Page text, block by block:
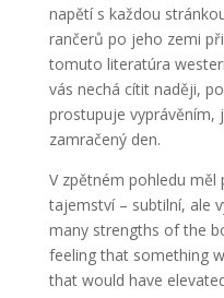
napětí s každou
rančerů po jeho zemi
tomuto literatúra
vás nechá cítit naději,
prostupuje vyprávěním,
zamračený den.
V zpětném pohledu měl
tajemství – subtilní, ale
many strengths of the
feeling that something
that would have